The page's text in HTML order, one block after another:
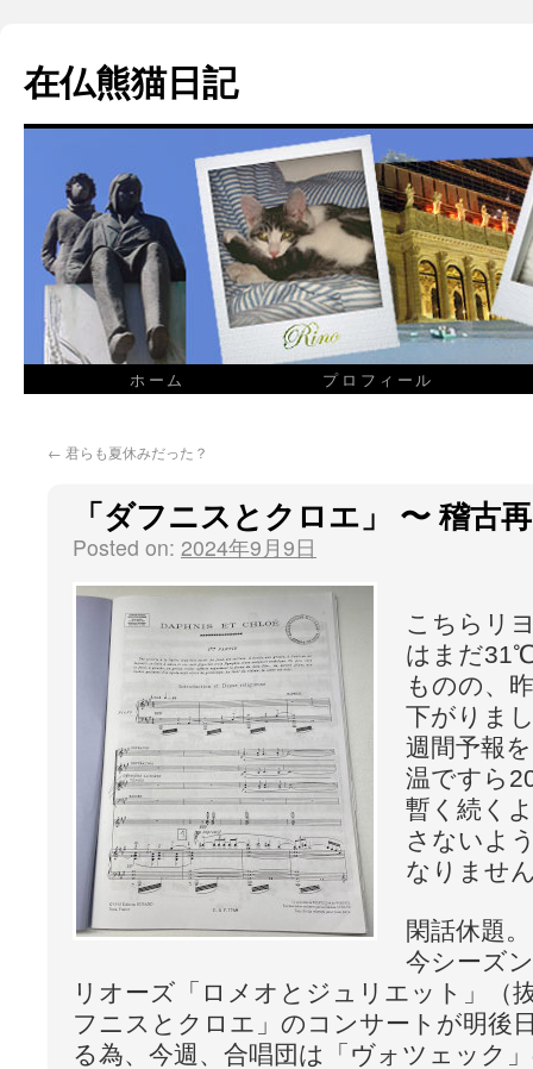
在仏熊猫日記
ホーム プロフィール
← 君らも夏休みだった？
「ダフニスとクロエ」 〜 稽古
Posted on: 2024年9月9日
こちらリ
はまだ
ものの、
下がりま
週間予報
温ですら
暫く続く
さないよ
なりませ
閑話休題
今シーズ
リオーズ「ロメオとジュリエット」（
フニスとクロエ」のコンサートが明後
る為、今週、合唱団は「ヴォツェック